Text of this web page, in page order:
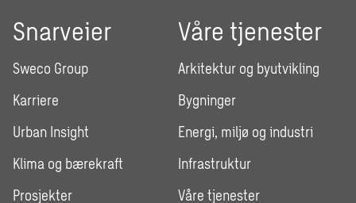
Snarveier
Sweco Group
Karriere
Urban Insight
Klima og bærekraft
Prosjekter
Våre tjenester
Arkitektur og byutvikling
Bygninger
Energi, miljø og industri
Infrastruktur
Våre tjenester